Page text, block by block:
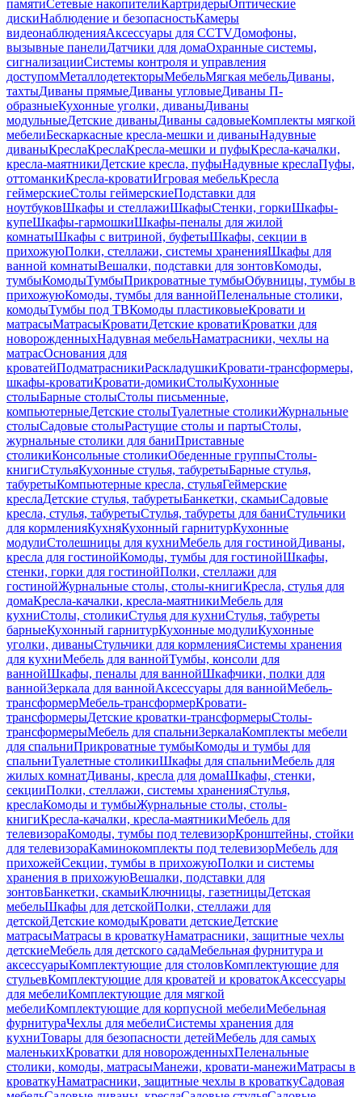
памятиСетевые накопителиКартридерыОптические
дискиНаблюдение и безопасностьКамеры
видеонаблюденияАксессуары для CCTVДомофоны,
вызывные панелиДатчики для домаОхранные системы,
сигнализацииСистемы контроля и управления
доступомМеталлодетекторыМебельМягкая мебельДиваны,
тахтыДиваны прямыеДиваны угловыеДиваны П-
образныеКухонные уголки, диваныДиваны
модульныеДетские диваныДиваны садовыеКомплекты мягкой
мебелиБескаркасные кресла-мешки и диваныНадувные
диваныКреслаКреслаКресла-мешки и пуфыКресла-качалки,
кресла-маятникиДетские кресла, пуфыНадувные креслаПуфы,
оттоманкиКресла-кроватиИгровая мебельКресла
геймерскиеСтолы геймерскиеПодставки для
ноутбуковШкафы и стеллажиШкафыСтенки, горкиШкафы-
купеШкафы-гармошкиШкафы-пеналы для жилой
комнатыШкафы с витриной, буфетыШкафы, секции в
прихожуюПолки, стеллажи, системы храненияШкафы для
ванной комнатыВешалки, подставки для зонтовКомоды,
тумбыКомодыТумбыПрикроватные тумбыОбувницы, тумбы в
прихожуюКомоды, тумбы для ваннойПеленальные столики,
комодыТумбы под ТВКомоды пластиковыеКровати и
матрасыМатрасыКроватиДетские кроватиКроватки для
новорожденныхНадувная мебельНаматрасники, чехлы на
матрасОснования для
кроватейПодматрасникиРаскладушкиКровати-трансформеры,
шкафы-кроватиКровати-домикиСтолыКухонные
столыБарные столыСтолы письменные,
компьютерныеДетские столыТуалетные столикиЖурнальные
столыСадовые столыРастущие столы и партыСтолы,
журнальные столики для баниПриставные
столикиКонсольные столикиОбеденные группыСтолы-
книгиСтульяКухонные стулья, табуретыБарные стулья,
табуретыКомпьютерные кресла, стульяГеймерские
креслаДетские стулья, табуретыБанкетки, скамьиСадовые
кресла, стулья, табуретыСтулья, табуреты для баниСтульчики
для кормленияКухняКухонный гарнитурКухонные
модулиСтолешницы для кухниМебель для гостинойДиваны,
кресла для гостинойКомоды, тумбы для гостинойШкафы,
стенки, горки для гостинойПолки, стеллажи для
гостинойЖурнальные столы, столы-книгиКресла, стулья для
домаКресла-качалки, кресла-маятникиМебель для
кухниСтолы, столикиСтулья для кухниСтулья, табуреты
барныеКухонный гарнитурКухонные модулиКухонные
уголки, диваныСтульчики для кормленияСистемы хранения
для кухниМебель для ваннойТумбы, консоли для
ваннойШкафы, пеналы для ваннойШкафчики, полки для
ваннойЗеркала для ваннойАксессуары для ваннойМебель-
трансформерМебель-трансформерКровати-
трансформерыДетские кроватки-трансформерыСтолы-
трансформерыМебель для спальниЗеркалаКомплекты мебели
для спальниПрикроватные тумбыКомоды и тумбы для
спальниТуалетные столикиШкафы для спальниМебель для
жилых комнатДиваны, кресла для домаШкафы, стенки,
секцииПолки, стеллажи, системы храненияСтулья,
креслаКомоды и тумбыЖурнальные столы, столы-
книгиКресла-качалки, кресла-маятникиМебель для
телевизораКомоды, тумбы под телевизорКронштейны, стойки
для телевизораКаминокомплекты под телевизорМебель для
прихожейСекции, тумбы в прихожуюПолки и системы
хранения в прихожуюВешалки, подставки для
зонтовБанкетки, скамьиКлючницы, газетницыДетская
мебельШкафы для детскойПолки, стеллажи для
детскойДетские комодыКровати детскиеДетские
матрасыМатрасы в кроваткуНаматрасники, защитные чехлы
детскиеМебель для детского садаМебельная фурнитура и
аксессуарыКомплектующие для столовКомплектующие для
стульевКомплектующие для кроватей и кроватокАксессуары
для мебелиКомплектующие для мягкой
мебелиКомплектующие для корпусной мебелиМебельная
фурнитураЧехлы для мебелиСистемы хранения для
кухниТовары для безопасности детейМебель для самых
маленькихКроватки для новорожденныхПеленальные
столики, комоды, матрасыМанежи, кровати-манежиМатрасы в
кроваткуНаматрасники, защитные чехлы в кроваткуСадовая